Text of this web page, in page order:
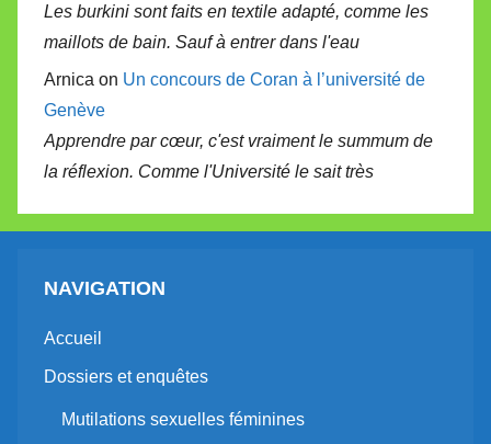
Les burkini sont faits en textile adapté, comme les
maillots de bain. Sauf à entrer dans l'eau
Arnica on Un concours de Coran à l’université de
Genève
Apprendre par cœur, c'est vraiment le summum de
la réflexion. Comme l'Université le sait très
NAVIGATION
Accueil
Dossiers et enquêtes
Mutilations sexuelles féminines